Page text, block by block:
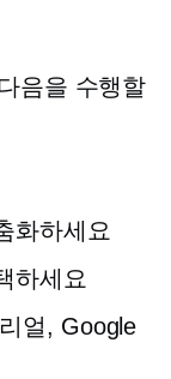
음을 수행할
화하세요
하세요
얼, Google